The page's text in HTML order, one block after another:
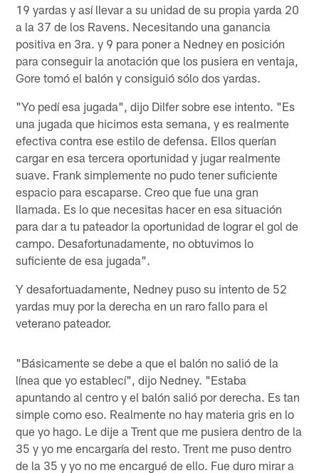
19 yardas y así llevar a su unidad de su propia yarda 20
a la 37 de los Ravens. Necesitando una ganancia
positiva en 3ra. y 9 para poner a Nedney en posición
para conseguir la anotación que los pusiera en ventaja,
Gore tomó el balón y consiguió sólo dos yardas.
"Yo pedí esa jugada", dijo Dilfer sobre ese intento. "Es
una jugada que hicimos esta semana, y es realmente
efectiva contra ese estilo de defensa. Ellos querían
cargar en esa tercera oportunidad y jugar realmente
suave. Frank simplemente no pudo tener suficiente
espacio para escaparse. Creo que fue una gran
llamada. Es lo que necesitas hacer en esa situación
para dar a tu pateador la oportunidad de lograr el gol de
campo. Desafortunadamente, no obtuvimos lo
suficiente de esa jugada".
Y desafortuadamente, Nedney puso su intento de 52
yardas muy por la derecha en un raro fallo para el
veterano pateador.
"Básicamente se debe a que el balón no salió de la
línea que yo establecí", dijo Nedney. "Estaba
apuntando al centro y el balón salió por derecha. Es tan
simple como eso. Realmente no hay materia gris en lo
que yo hago. Le dije a Trent que me pusiera dentro de la
35 y yo me encargaría del resto. Trent me puso dentro
de la 35 y yo no me encargué de ello. Fue duro mirar a